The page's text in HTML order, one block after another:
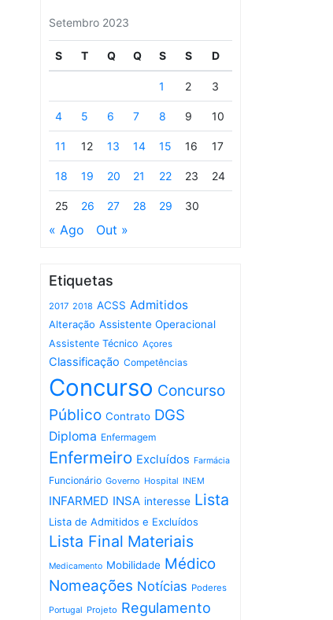
Setembro 2023
S T Q Q S S D
1 2 3
4 5 6 7 8 9 10
11 12 13 14 15 16 17
18 19 20 21 22 23 24
25 26 27 28 29 30
« Ago Out »
Etiquetas
2017 2018 ACSS Admitidos
Alteração Assistente Operacional
Assistente Técnico Açores
Classificação Competências
Concurso Concurso
Público Contrato DGS
Diploma Enfermagem
Enfermeiro Excluídos Farmácia
Funcionário Governo Hospital INEM
INFARMED INSA interesse Lista
Lista de Admitidos e Excluídos
Lista Final Materiais
Medicamento Mobilidade Médico
Nomeações Notícias Poderes
Portugal Projeto Regulamento